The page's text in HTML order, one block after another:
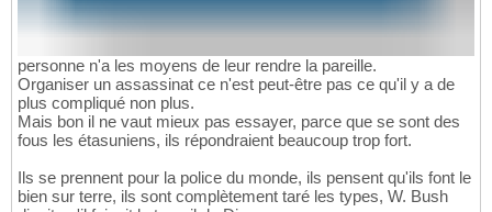
personne n'a les moyens de leur rendre la pareille.
Organiser un assassinat ce n'est peut-être pas ce qu'il y a de
plus compliqué non plus.
Mais bon il ne vaut mieux pas essayer, parce que se sont des
fous les étasuniens, ils répondraient beaucoup trop fort.
Ils se prennent pour la police du monde, ils pensent qu'ils font le
bien sur terre, ils sont complètement taré les types, W. Bush